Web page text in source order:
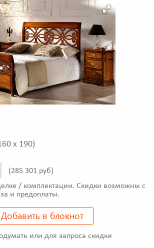
x 190)
(285 301 руб)
/ комплектации. Скидки возможны с
и предоплаты.
Добавить в блокнот
или для запроса скидки